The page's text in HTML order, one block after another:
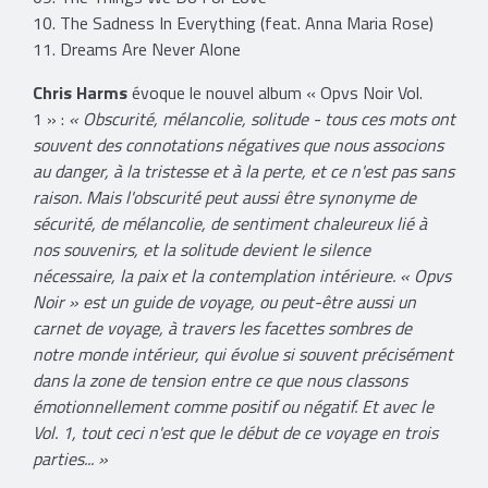
10. The Sadness In Everything (feat. Anna Maria Rose)
11. Dreams Are Never Alone
Chris Harmsévoque le nouvel album « Opvs Noir Vol.
1 » : « Obscurité, mélancolie, solitude - tous ces mots ont
souvent des connotations négatives que nous associons
au danger, à la tristesse et à la perte, et ce n'est pas sans
raison. Mais l'obscurité peut aussi être synonyme de
sécurité, de mélancolie, de sentiment chaleureux lié à
nos souvenirs, et la solitude devient le silence
nécessaire, la paix et la contemplation intérieure. « Opvs
Noir » est un guide de voyage, ou peut-être aussi un
carnet de voyage, à travers les facettes sombres de
notre monde intérieur, qui évolue si souvent précisément
dans la zone de tension entre ce que nous classons
émotionnellement comme positif ou négatif. Et avec le
Vol. 1, tout ceci n'est que le début de ce voyage en trois
parties... »